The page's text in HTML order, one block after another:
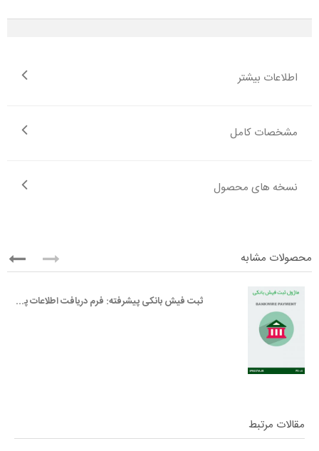
اطلاعات بیشتر
مشخصات کامل
نسخه های محصول
محصولات مشابه
ثبت فیش بانکی پیشرفته: فرم دریافت اطلاعات پرداخت آفلاین
مقالات مرتبط